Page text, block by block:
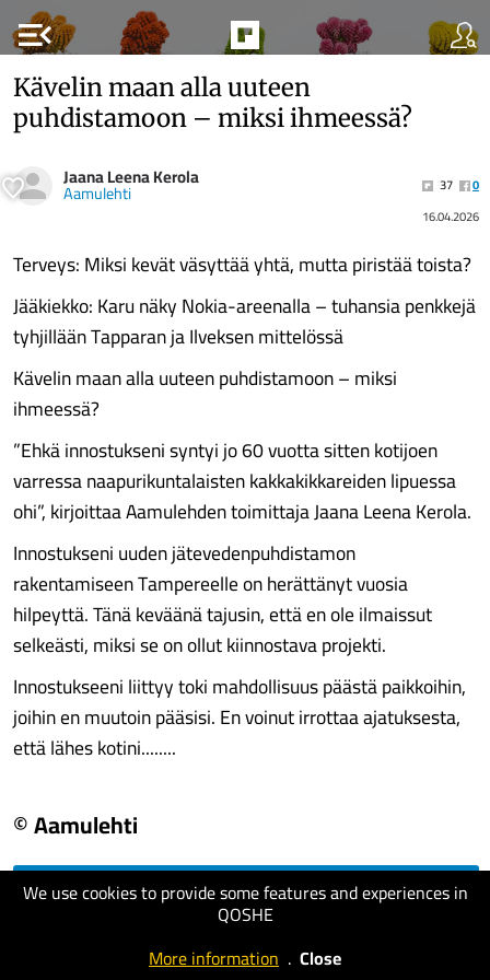
menu_open
We use cookies to provide some features and experiences in
QOSHE
More information . Close
Kävelin maan alla uuteen
puhdistamoon – miksi ihmeessä?
Jaana Leena Kerola
Aamulehti 37
0
16.04.2026
Terveys: Miksi kevät väsyttää yhtä, mutta piristää toista?
Jääkiekko: Karu näky Nokia-areenalla – tuhansia penkkejä
tyhjillään Tapparan ja Ilveksen mittelössä
Kävelin maan alla uuteen puhdistamoon – miksi
ihmeessä?
”Ehkä innostukseni syntyi jo 60 vuotta sitten kotijoen
varressa naapurikuntalaisten kakkakikkareiden lipuessa
ohi”, kirjoittaa Aamulehden toimittaja Jaana Leena Kerola.
Innostukseni uuden jätevedenpuhdistamon
rakentamiseen Tampereelle on herättänyt vuosia
hilpeyttä. Tänä keväänä tajusin, että en ole ilmaissut
selkeästi, miksi se on ollut kiinnostava projekti.
Innostukseeni liittyy toki mahdollisuus päästä paikkoihin,
joihin en muutoin pääsisi. En voinut irrottaa ajatuksesta,
että lähes kotini........
© Aamulehti
visit website